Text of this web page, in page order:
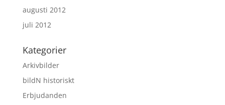
augusti 2012
juli 2012
Kategorier
Arkivbilder
bildN historiskt
Erbjudanden